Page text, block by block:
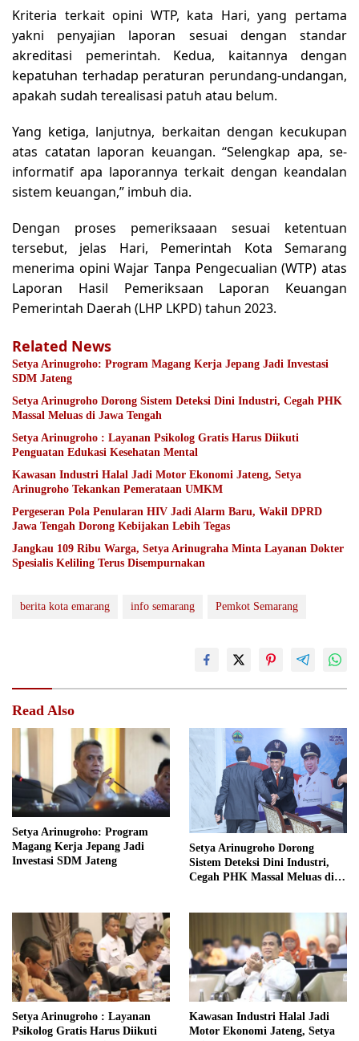
Kriteria terkait opini WTP, kata Hari, yang pertama
yakni penyajian laporan sesuai dengan standar
akreditasi pemerintah. Kedua, kaitannya dengan
kepatuhan terhadap peraturan perundang-undangan,
apakah sudah terealisasi patuh atau belum.
Yang ketiga, lanjutnya, berkaitan dengan kecukupan
atas catatan laporan keuangan. “Selengkap apa, se-
informatif apa laporannya terkait dengan keandalan
sistem keuangan,” imbuh dia.
Dengan proses pemeriksaaan sesuai ketentuan
tersebut, jelas Hari, Pemerintah Kota Semarang
menerima opini Wajar Tanpa Pengecualian (WTP) atas
Laporan Hasil Pemeriksaan Laporan Keuangan
Pemerintah Daerah (LHP LKPD) tahun 2023.
Related News
Setya Arinugroho: Program Magang Kerja Jepang Jadi Investasi
SDM Jateng
Setya Arinugroho Dorong Sistem Deteksi Dini Industri, Cegah PHK
Massal Meluas di Jawa Tengah
Setya Arinugroho : Layanan Psikolog Gratis Harus Diikuti
Penguatan Edukasi Kesehatan Mental
Kawasan Industri Halal Jadi Motor Ekonomi Jateng, Setya
Arinugroho Tekankan Pemerataan UMKM
Pergeseran Pola Penularan HIV Jadi Alarm Baru, Wakil DPRD
Jawa Tengah Dorong Kebijakan Lebih Tegas
Jangkau 109 Ribu Warga, Setya Arinugraha Minta Layanan Dokter
Spesialis Keliling Terus Disempurnakan
berita kota emarang info semarang Pemkot Semarang
Read Also
Setya Arinugroho: Program
Magang Kerja Jepang Jadi
Investasi SDM Jateng
Setya Arinugroho Dorong
Sistem Deteksi Dini Industri,
Cegah PHK Massal Meluas di
Setya Arinugroho : Layanan
Psikolog Gratis Harus Diikuti
Kawasan Industri Halal Jadi
Motor Ekonomi Jateng, Setya